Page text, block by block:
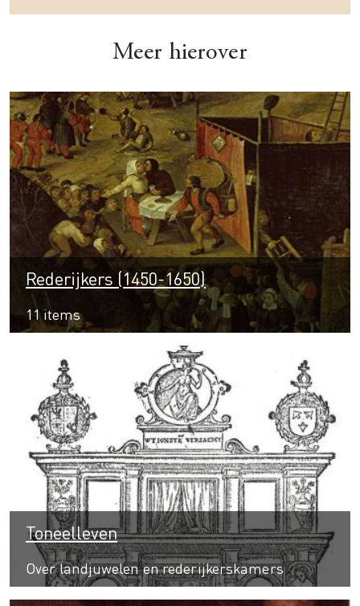
Meer hierover
Rederijkers (1450-1650)
11 items
Toneelleven
Over landjuwelen en rederijkerskamers